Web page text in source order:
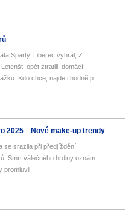
Sparty. Liberec vyhrál, Z...
opět ztratili, domácí...
Kdo chce, najde i hodně p...
2025 Nové make-up trendy
se srazila při předjíždění
Smrt válečného hrdiny oznám...
promluvil